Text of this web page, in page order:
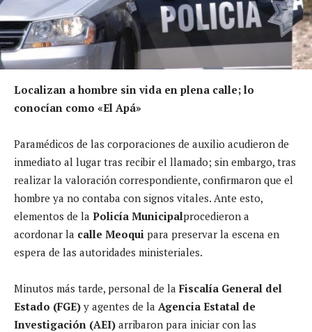
Localizan a hombre sin vida en plena calle; lo
conocían como «El Apá»
Paramédicos de las corporaciones de auxilio acudieron de
inmediato al lugar tras recibir el llamado; sin embargo, tras
realizar la valoración correspondiente, confirmaron que el
hombre ya no contaba con signos vitales. Ante esto,
elementos de la Policía Municipalprocedieron a
acordonar la calle Meoqui para preservar la escena en
espera de las autoridades ministeriales.
Minutos más tarde, personal de la Fiscalía General del
Estado (FGE) y agentes de la Agencia Estatal de
Investigación (AEI) arribaron para iniciar con las